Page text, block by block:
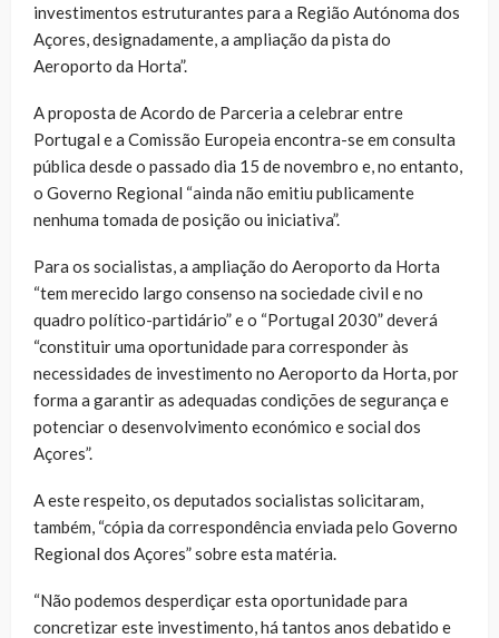
investimentos estruturantes para a Região Autónoma dos
Açores, designadamente, a ampliação da pista do
Aeroporto da Horta”.
A proposta de Acordo de Parceria a celebrar entre
Portugal e a Comissão Europeia encontra-se em consulta
pública desde o passado dia 15 de novembro e, no entanto,
o Governo Regional “ainda não emitiu publicamente
nenhuma tomada de posição ou iniciativa”.
Para os socialistas, a ampliação do Aeroporto da Horta
“tem merecido largo consenso na sociedade civil e no
quadro político-partidário” e o “Portugal 2030” deverá
“constituir uma oportunidade para corresponder às
necessidades de investimento no Aeroporto da Horta, por
forma a garantir as adequadas condições de segurança e
potenciar o desenvolvimento económico e social dos
Açores”.
A este respeito, os deputados socialistas solicitaram,
também, “cópia da correspondência enviada pelo Governo
Regional dos Açores” sobre esta matéria.
“Não podemos desperdiçar esta oportunidade para
concretizar este investimento, há tantos anos debatido e